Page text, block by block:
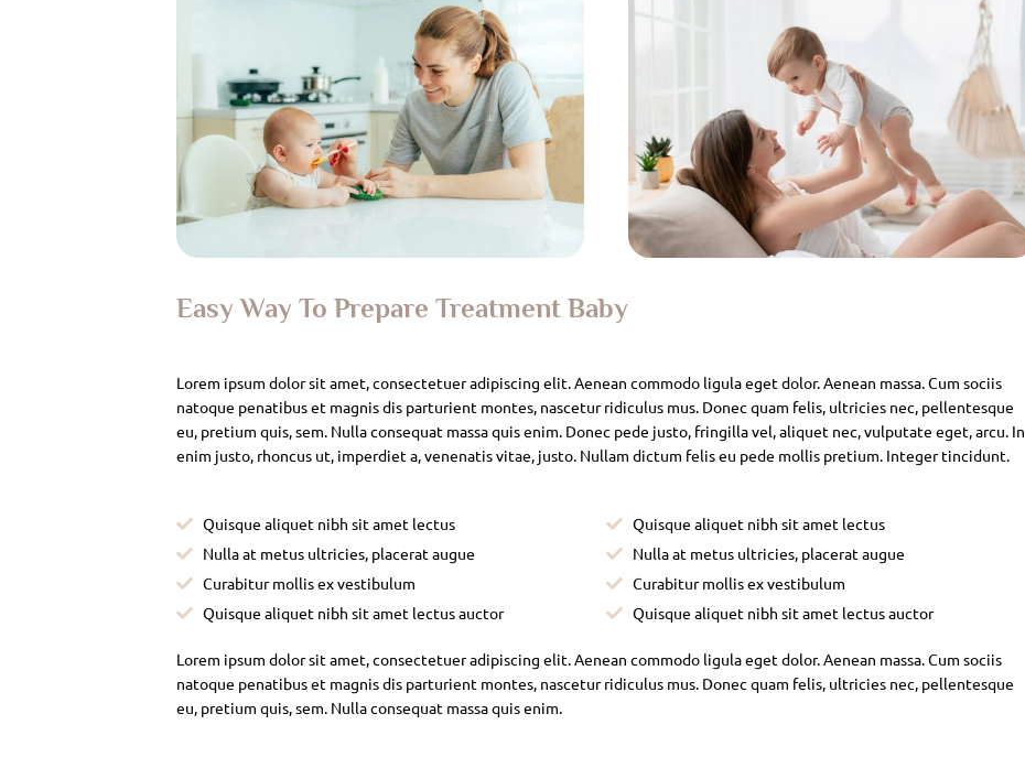
Easy Way To Prepare Treatment Baby
Lorem ipsum dolor sit amet, consectetuer adipiscing elit. Aenean commodo ligula eget dolor. Aenean massa. Cum sociis
natoque penatibus et magnis dis parturient montes, nascetur ridiculus mus. Donec quam felis, ultricies nec, pellentesque
eu, pretium quis, sem. Nulla consequat massa quis enim. Donec pede justo, fringilla vel, aliquet nec, vulputate eget, arcu. In
enim justo, rhoncus ut, imperdiet a, venenatis vitae, justo. Nullam dictum felis eu pede mollis pretium. Integer tincidunt.
Quisque aliquet nibh sit amet lectus
Nulla at metus ultricies, placerat augue
Curabitur mollis ex vestibulum
Quisque aliquet nibh sit amet lectus auctor
Quisque aliquet nibh sit amet lectus
Nulla at metus ultricies, placerat augue
Curabitur mollis ex vestibulum
Quisque aliquet nibh sit amet lectus auctor
Lorem ipsum dolor sit amet, consectetuer adipiscing elit. Aenean commodo ligula eget dolor. Aenean massa. Cum sociis
natoque penatibus et magnis dis parturient montes, nascetur ridiculus mus. Donec quam felis, ultricies nec, pellentesque
eu, pretium quis, sem. Nulla consequat massa quis enim.